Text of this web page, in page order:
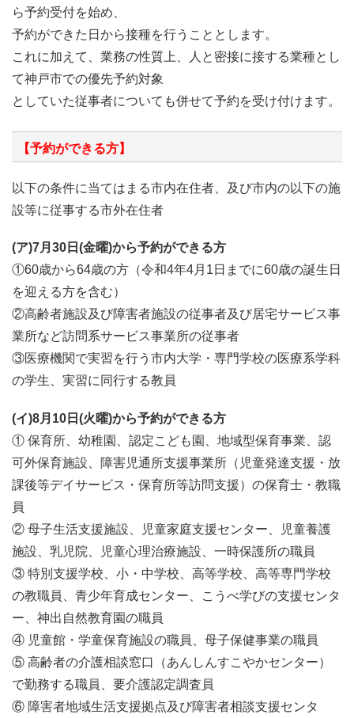
ら予約受付を始め、
予約ができた日から接種を行うこととします。
これに加えて、業務の性質上、人と密接に接する業種とし
て神戸市での優先予約対象
としていた従事者についても併せて予約を受け付けます。
【予約ができる方】
以下の条件に当てはまる市内在住者、及び市内の以下の施
設等に従事する市外在住者
(ア)7月30日(金曜)から予約ができる方
①60歳から64歳の方（令和4年4月1日までに60歳の誕生日
を迎える方を含む）
②高齢者施設及び障害者施設の従事者及び居宅サービス事
業所など訪問系サービス事業所の従事者
③医療機関で実習を行う市内大学・専門学校の医療系学科
の学生、実習に同行する教員
(イ)8月10日(火曜)から予約ができる方
① 保育所、幼稚園、認定こども園、地域型保育事業、認
可外保育施設、障害児通所支援事業所（児童発達支援・放
課後等デイサービス・保育所等訪問支援）の保育士・教職
員
② 母子生活支援施設、児童家庭支援センター、児童養護
施設、乳児院、児童心理治療施設、一時保護所の職員
③ 特別支援学校、小・中学校、高等学校、高等専門学校
の教職員、青少年育成センター、こうべ学びの支援センタ
ー、神出自然教育園の職員
④ 児童館・学童保育施設の職員、母子保健事業の職員
⑤ 高齢者の介護相談窓口（あんしんすこやかセンター）
で勤務する職員、要介護認定調査員
⑥ 障害者地域生活支援拠点及び障害者相談支援センタ